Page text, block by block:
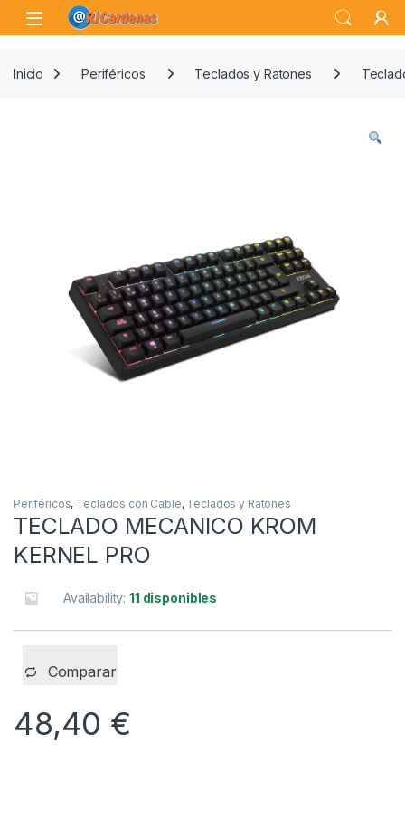
Skip to navigation
Skip to content
Open
Inicio Periféricos Teclados y Ratones
Periféricos, Teclados con Cable, Teclados y Ratones
TECLADO MECANICO KROM
KERNEL PRO
Availability:11 disponibles
Comparar
48,40 €